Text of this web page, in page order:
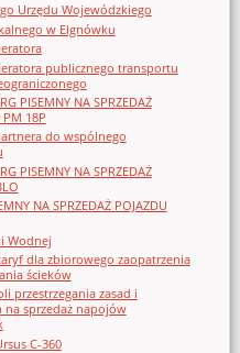
Urzędu Wojewódzkiego
w Elgnówku
publicznego transportu
PISEMNY NA SPRZEDAŻ
PM 18P
do wspólnego
PISEMNY NA SPRZEDAŻ
NA SPRZEDAŻ POJAZDU
Wodnej
dla zbiorowego zaopatrzenia
ścieków
przestrzegania zasad i
sprzedaż napojów
C-360